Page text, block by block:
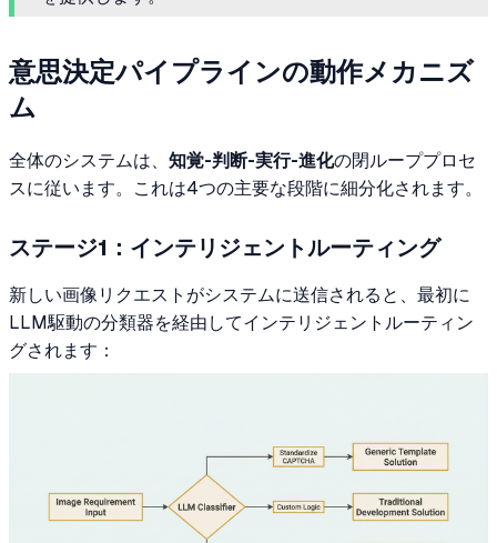
意思決定パイプラインの動作メカニズ
ム
全体のシステムは、 知覚-判断-実行-進化の閉ループプロセ
スに従います。これは4つの主要な段階に細分化されます。
ステージ1：インテリジェントルーティング
新しい画像リクエストがシステムに送信されると、最初に
LLM駆動の分類器を経由してインテリジェントルーティン
グされます：